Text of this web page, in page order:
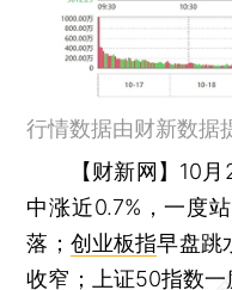
行情数据由财新数据
【财新网】 10月
中涨近0.7%，一度
落； 创业板指早盘跳
收窄；上证50指数一